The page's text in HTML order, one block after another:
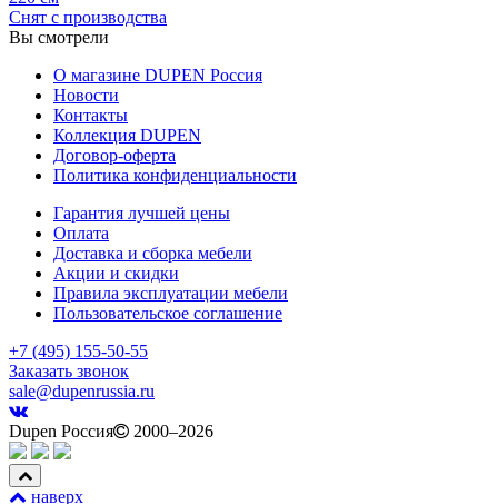
Снят с производства
Вы смотрели
О магазине DUPEN Россия
Новости
Контакты
Коллекция DUPEN
Договор-оферта
Политика конфиденциальности
Гарантия лучшей цены
Оплата
Доставка и сборка мебели
Акции и скидки
Правила эксплуатации мебели
Пользовательское соглашение
+7 (495) 155-50-55
Заказать звонок
sale@dupenrussia.ru
Dupen Россия 2000–2026
наверх